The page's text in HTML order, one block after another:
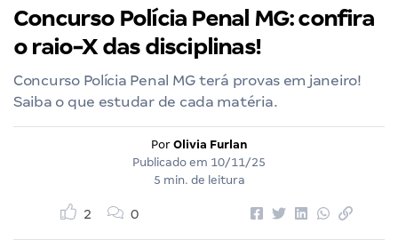
Concurso Polícia Penal MG: confira
o raio-X das disciplinas!
Concurso Polícia Penal MG terá provas em janeiro!
Saiba o que estudar de cada matéria.
Por Olivia Furlan
Publicado em 10/11/25
5 min. de leitura
2 0